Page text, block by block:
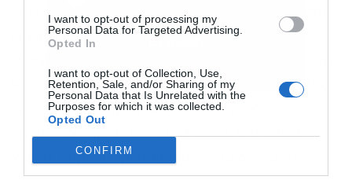
I want to opt-out of processing my
Personal Data for Targeted Advertising.
Opted In
I want to opt-out of Collection, Use,
Retention, Sale, and/or Sharing of my
Personal Data that Is Unrelated with the
Purposes for which it was collected.
Opted Out
CONFIRM
Euronext Athens (www.athens.euronext.com)
και στην ιστοσελίδα της Εταιρείας
Μονάδα Εξυπηρέτησης Μετόχων της Εταιρείας
(Μονάδα Εξυπηρέτησης Μετόχων, οδός
Αριστείδου αρ. 1, 145 61 Κηφισιά, υπεύθυνη κ.
Μαρία Μαρίνα Πρίντσιου τηλ. 210 6289341).